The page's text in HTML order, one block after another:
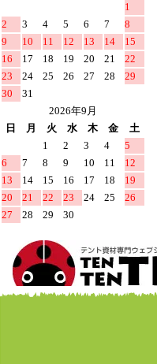
1
2
3 4 5 6 7
8
9
10 11 12 13 14
15
16
17 18 19 20 21
22
23
24 25 26 27 28
29
30
31
2026年9月
日
月 火 水 木 金
土
1
2 3 4
5
6
7 8 9 10 11
12
13
14 15 16 17 18
19
20
21 22 23 24 25
26
27
28 29 30